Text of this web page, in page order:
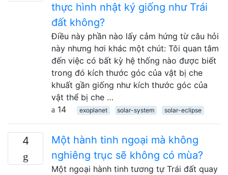
thực hình nhật ký giống như Trái
đất không?
Điều này phần nào lấy cảm hứng từ câu hỏi
này nhưng hơi khác một chút: Tôi quan tâm
đến việc có bất kỳ hệ thống nào được biết
trong đó kích thước góc của vật bị che
khuất gần giống như kích thước góc của
vật thể bị che …
14
exoplanet solar-system solar-eclipse
4
Một hành tinh ngoại mà không
nghiêng trục sẽ không có mùa?
Một ngoại hành tinh tương tự Trái đất quay